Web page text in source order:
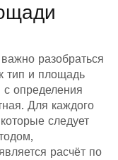
разобраться
тип и площадь
с определения
Для каждого
следует
расчёт по